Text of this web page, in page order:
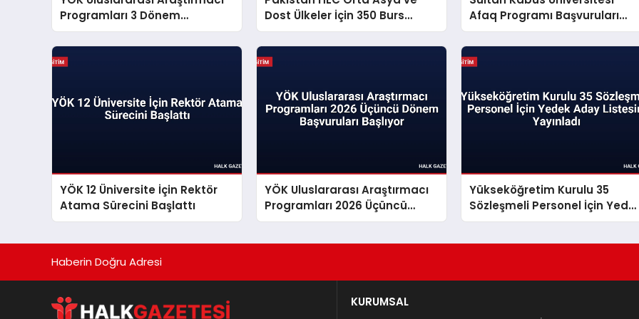
Programları 3 Dönem
Başvuruları Başlıyor
Dost Ülkeler İçin 350 Burs
Kontenjanı Açtı
Afaq Programı Başvuruları
Başlıyor
YÖK 12 Üniversite İçin Rektör
Atama Sürecini Başlattı
YÖK Uluslararası Araştırmacı
Programları 2026 Üçüncü
Dönem Başvuruları Başlıyor
Yükseköğretim Kurulu 35
Sözleşmeli Personel İçin
Aday Listesini Yayınladı
Haberin Doğru Adresi
KURUMSAL